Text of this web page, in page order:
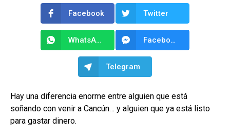
Facebook Twitter
WhatsApp Facebook Messenger
Telegram
Hay una diferencia enorme entre alguien que está
soñando con venir a Cancún… y alguien que ya está listo
para gastar dinero.